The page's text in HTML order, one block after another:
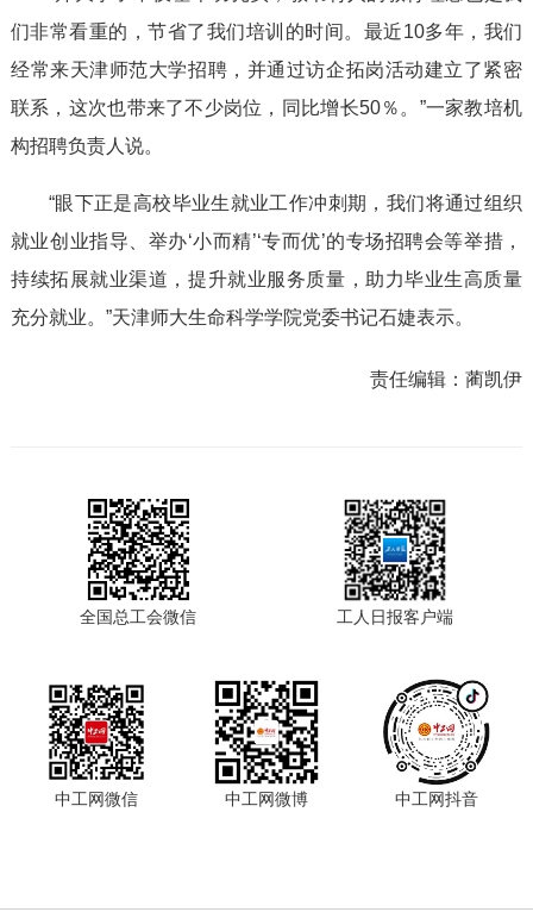
们非常看重的，节省了我们培训的时间。最近10多年，我们
经常来天津师范大学招聘，并通过访企拓岗活动建立了紧密
联系，这次也带来了不少岗位，同比增长50％。”一家教培机
构招聘负责人说。
“眼下正是高校毕业生就业工作冲刺期，我们将通过组织
就业创业指导、举办‘小而精’‘专而优’的专场招聘会等举措，
持续拓展就业渠道，提升就业服务质量，助力毕业生高质量
充分就业。”天津师大生命科学学院党委书记石婕表示。
责任编辑：蔺凯伊
全国总工会微信 工人日报客户端
中工网微信 中工网微博 中工网抖音